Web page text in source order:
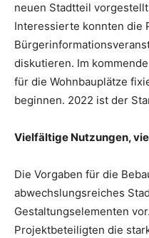
neuen Stadtteil
Interessierte konnten die
diskutieren. Im
für die Wohnbauplätze
beginnen. 2022 ist der
Vielfältige Nutzungen,
Die Vorgaben für die
abwechslungsreiches
Gestaltungselementen
Projektbeteiligten die